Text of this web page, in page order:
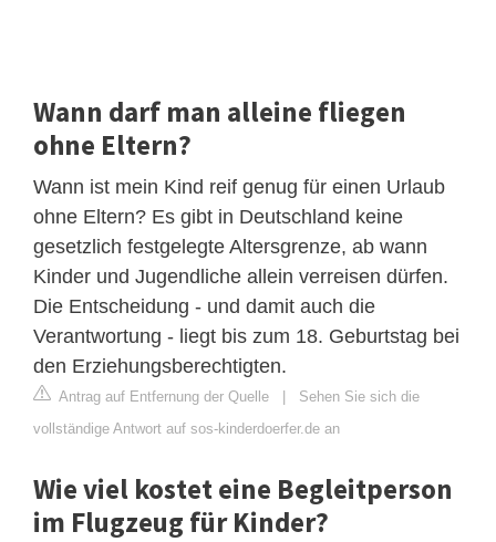
Wann darf man alleine fliegen
ohne Eltern?
Wann ist mein Kind reif genug für einen Urlaub
ohne Eltern? Es gibt in Deutschland keine
gesetzlich festgelegte Altersgrenze, ab wann
Kinder und Jugendliche allein verreisen dürfen.
Die Entscheidung - und damit auch die
Verantwortung - liegt bis zum 18. Geburtstag bei
den Erziehungsberechtigten.
Antrag auf Entfernung der Quelle
Sehen Sie sich die
vollständige Antwort auf sos-kinderdoerfer.de an
Wie viel kostet eine Begleitperson
im Flugzeug für Kinder?